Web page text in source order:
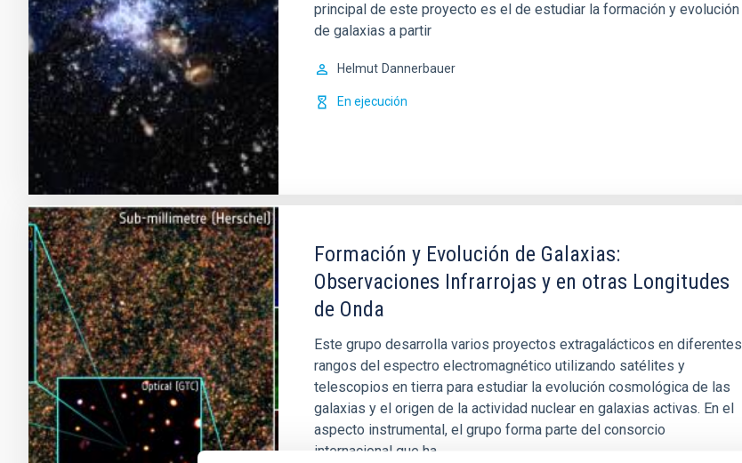
principal de este proyecto es el de estudiar la formación y evolución
de galaxias a partir
Helmut Dannerbauer
En ejecución
Formación y Evolución de Galaxias:
Observaciones Infrarrojas y en otras Longitudes
de Onda
Este grupo desarrolla varios proyectos extragalácticos en diferentes
rangos del espectro electromagnético utilizando satélites y
telescopios en tierra para estudiar la evolución cosmológica de las
galaxias y el origen de la actividad nuclear en galaxias activas. En el
aspecto instrumental, el grupo forma parte del consorcio
internacional que ha